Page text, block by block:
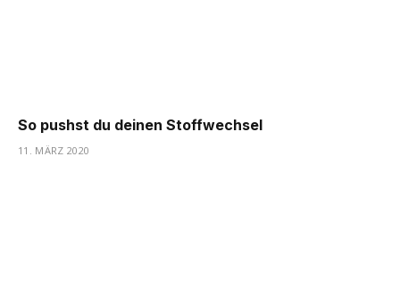
So pushst du deinen Stoffwechsel
11. MÄRZ 2020